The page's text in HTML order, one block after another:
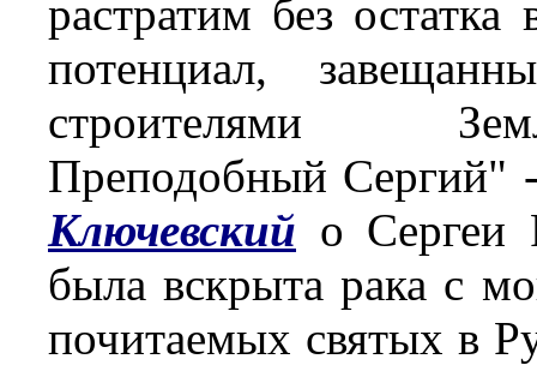
растратим без
потенциал,
строителями
Преподобный Сергий"
Ключевский о Сергеи
была вскрыта рака с
почитаемых святых в